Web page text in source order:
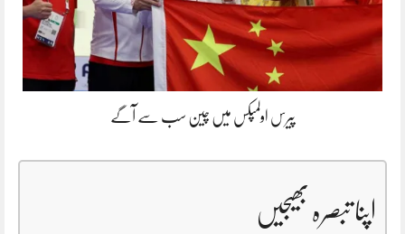
پیرس اولمپکس میں چین سب سے آگے
اپنا تبصرہ بھیجیں